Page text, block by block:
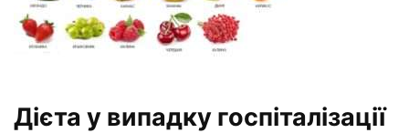
Дієта у випадку госпіталізації